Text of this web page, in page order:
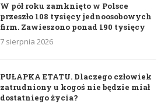
W pół roku zamknięto w Polsce
przeszło 108 tysięcy jednoosobowych
firm. Zawieszono ponad 190 tysięcy
7 sierpnia 2026
PUŁAPKA ETATU. Dlaczego człowiek
zatrudniony u kogoś nie będzie miał
dostatniego życia?